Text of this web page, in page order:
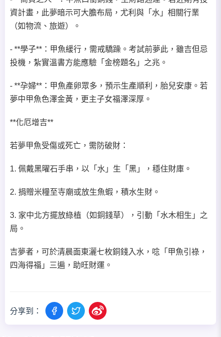
資計畫，此夢暗示可大膽布局，尤利與「水」相關行業
（如物流、旅遊）。
- **學子**：甲魚緩行，需戒驕躁。考試前夢此，雖吉但忌
投機，紮實溫書方能應驗「金榜題名」之兆。
- **孕婦**：甲魚產卵眾多，預示生產順利，胎兒安康。若
夢中甲魚色澤金黃，更主子女福澤深厚。
**化厄增吉**
若夢甲魚受傷或死亡，需防破財：
1. 佩戴黑曜石手串，以「水」生「黑」，穩住財庫。
2. 捐贈米糧至寺廟或放生魚蝦，積水生財。
3. 家中北方擺放綠植（如銅錢草），引動「水木相生」之
局。
吉夢者，可於清晨面東灑七枚銅錢入水，唸「甲魚引祿，
四海得福」三遍，助旺財運。
分享到：